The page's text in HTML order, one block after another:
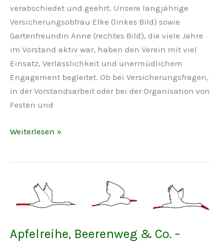
verabschiedet und geehrt. Unsere langjährige
Versicherungsobfrau Elke (linkes Bild) sowie
Gartenfreundin Anne (rechtes Bild), die viele Jahre
im Vorstand aktiv war, haben den Verein mit viel
Einsatz, Verlässlichkeit und unermüdlichem
Engagement begleitet. Ob bei Versicherungsfragen,
in der Vorstandsarbeit oder bei der Organisation von
Festen und
Danke
Weiterlesen »
Apfelreihe, Beerenweg & Co. –